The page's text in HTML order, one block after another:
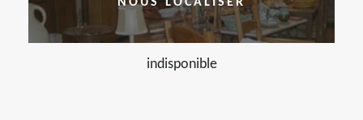
indisponible